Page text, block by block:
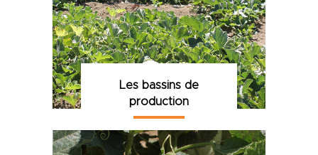
Les bassins de
production